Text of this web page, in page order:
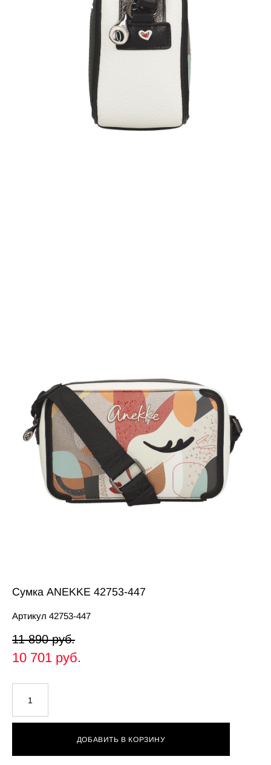
Сумка ANEKKE 42753-447
Артикул 42753-447
11 890 pуб.
10 701 pуб.
ДОБАВИТЬ В КОРЗИНУ